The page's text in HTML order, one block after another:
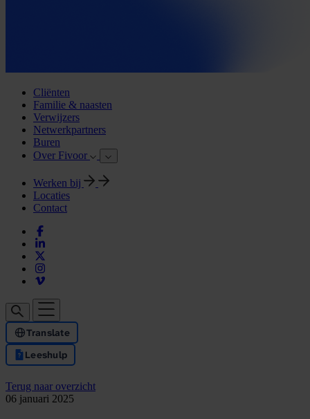
Cliënten
Familie & naasten
Verwijzers
Netwerkpartners
Buren
Over Fivoor
Werken bij
Locaties
Contact
Translate
Leeshulp
Terug naar overzicht
06 januari 2025